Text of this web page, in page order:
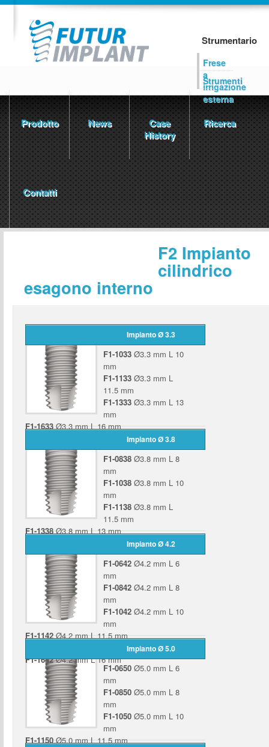
Strumentario
Frese
a
irrigazione
esterna
Strumenti
Prodotto News
Case
History
Ricerca
Contatti
F2 Impianto
cilindrico
esagono interno
Impianto Ø 3.3
F1-1033 Ø3.3 mm L 10
mm
F1-1133 Ø3.3 mm L
11.5 mm
F1-1333 Ø3.3 mm L 13
mm
F1-1633Ø3.3 mm L 16 mm
Impianto Ø 3.8
F1-0838 Ø3.8 mm L 8
mm
F1-1038 Ø3.8 mm L 10
mm
F1-1138 Ø3.8 mm L
11.5 mm
F1-1338Ø3.8 mm L 13 mm
Impianto Ø 4.2
F1-0642 Ø4.2 mm L 6
mm
F1-0842 Ø4.2 mm L 8
mm
F1-1042 Ø4.2 mm L 10
mm
F1-1142Ø4.2 mm L 11.5 mm
F1-1642Ø4.2 mm L 16 mm
Impianto Ø 5.0
F1-0650 Ø5.0 mm L 6
mm
F1-0850 Ø5.0 mm L 8
mm
F1-1050 Ø5.0 mm L 10
mm
F1-1150Ø5.0 mm L 11.5 mm